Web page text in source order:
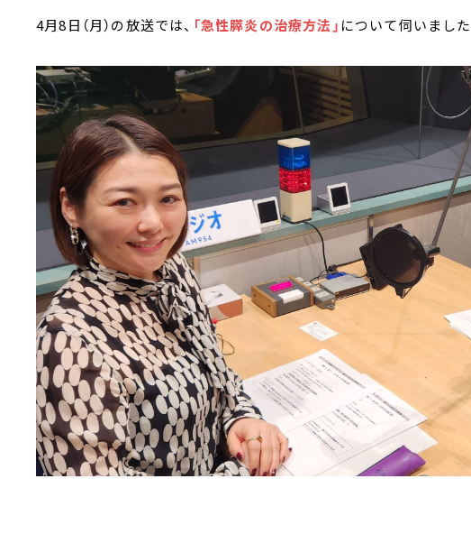
4月8日（月）の放送では、 「急性膵炎の治療方法」 について伺いました